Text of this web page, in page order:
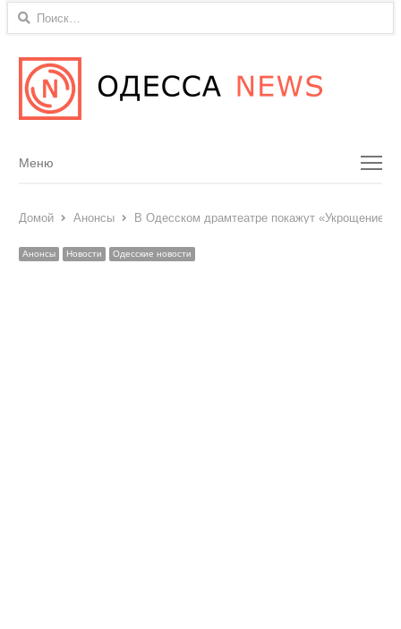
Найти:
Menu
Меню
Домой Анонсы В Одесском драмтеатре покажут «Укрощение
Анонсы Новости Одесские новости